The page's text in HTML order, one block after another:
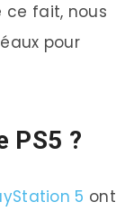
ce fait, nous
pour
PS5 ?
5 ont